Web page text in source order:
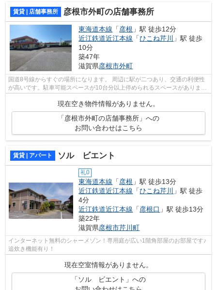
賃貸 | 店舗事務所 彦根市外町の店舗事務所
東海道本線 「彦根 」駅 徒歩12分
近江鉄道近江本線 「ひこね芹川
」駅 徒歩
10分
築47年
滋賀県彦根市外町
国道8号線からすぐの場所になります。 周辺に駅が二つあり、交通の利便性
が高いです。駐車可能スペースが10台分以上停められるスペースがありま
す。ロードサイド店舗は高い集客率を誇...
現在空き物件情報がありません。
「彦根市外町の店舗事務所」への
お問い合わせはこちら
賃貸 | アパート ソル ビエント
礼0
東海道本線 「彦根 」駅 徒歩13分
近江鉄道近江本線 「ひこね芹川
」駅 徒歩
4分
近江鉄道近江本線 「彦根口 」駅 徒歩13分
築22年
滋賀県彦根市芹川町
インターネット無料のシャーメゾン！専用庭が広い1階角部屋のお部屋です♪
追炊き機能有り！
現在空室情報がありません。
「ソル ビエント」への